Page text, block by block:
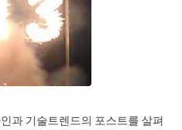
과 기술트렌드의 포스트를 살펴